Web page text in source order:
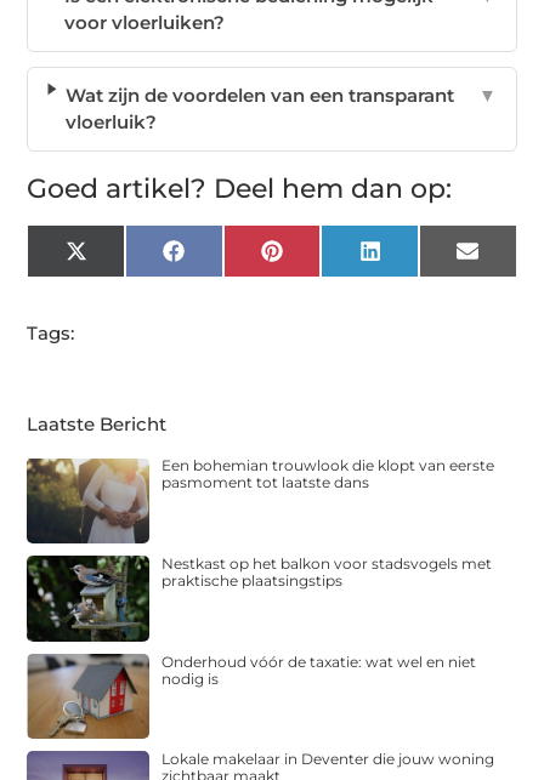
voor vloerluiken?
Wat zijn de voordelen van een transparant
vloerluik?
▼
Goed artikel? Deel hem dan op:
X
(Twitter)
FacebookPinterest LinkedIn Email
Tags:
Laatste Bericht
Een bohemian trouwlook die klopt van eerste
pasmoment tot laatste dans
Nestkast op het balkon voor stadsvogels met
praktische plaatsingstips
Onderhoud vóór de taxatie: wat wel en niet
nodig is
Lokale makelaar in Deventer die jouw woning
zichtbaar maakt